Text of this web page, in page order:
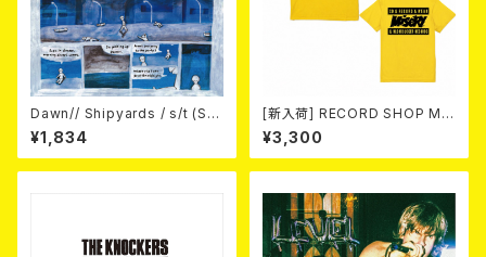
Dawn// Shipyards / s/t (Spl
it) LP＋CD
¥1,834
[新入荷] RECORD SHOP MIS
ERY / 33th anniversary T-s
hirts (yellow ①)
¥3,300